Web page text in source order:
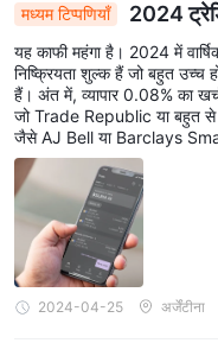
मध्यम टिप्पणियाँ
2024
ता शुल्क: एक महंगी हकीकत
यह काफी महंगा है। 2024 में
निष्क्रियता शुल्क हैं जो बहुत
हैं। अंत में, व्यापार 0.08% का
जो Trade Republic या बहुत से
जैसे AJ Bell या Barclays
हैं।
2024-04-25 अर्जेंटीना